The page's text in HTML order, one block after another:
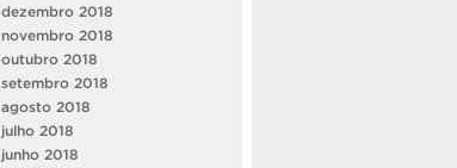
dezembro 2018
novembro 2018
outubro 2018
setembro 2018
agosto 2018
julho 2018
junho 2018